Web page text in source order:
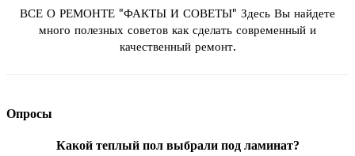
ВСЕ О РЕМОНТЕ "ФАКТЫ И СОВЕТЫ" Здесь Вы найдете
много полезных советов как сделать современный и
качественный ремонт.
Опросы
Какой теплый пол выбрали под ламинат?